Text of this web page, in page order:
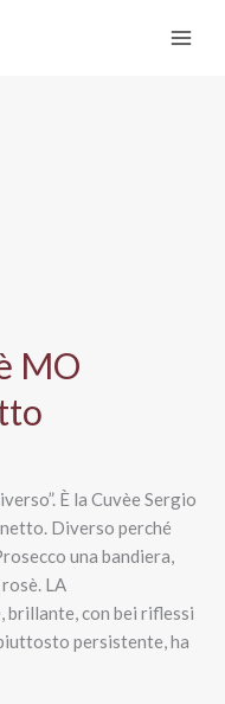
MO
È la Cuvèe Sergio
Diverso perché
una bandiera,
LA
brillante, con bei riflessi
persistente, ha